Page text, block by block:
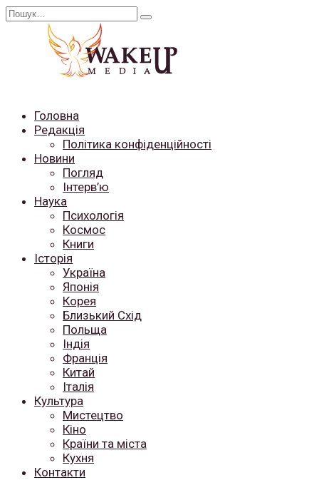
Перейти
Search
Головна
Редакція
Політика конфіденційності
Новини
Погляд
Інтерв’ю
Наука
Психологія
Космос
Книги
Історія
Україна
Японія
Корея
Близький Схід
Польща
Індія
Франція
Китай
Італія
Культура
Мистецтво
Кіно
Країни та міста
Кухня
Контакти